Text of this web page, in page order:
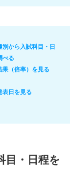
別から入試科目・日
べる
果（倍率）を見る
表日を見る
目・日程を